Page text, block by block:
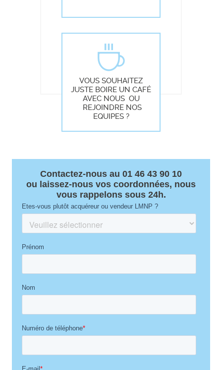
VOUS SOUHAITEZ
JUSTE BOIRE UN CAFÉ
AVEC NOUS OU
REJOINDRE NOS
EQUIPES ?